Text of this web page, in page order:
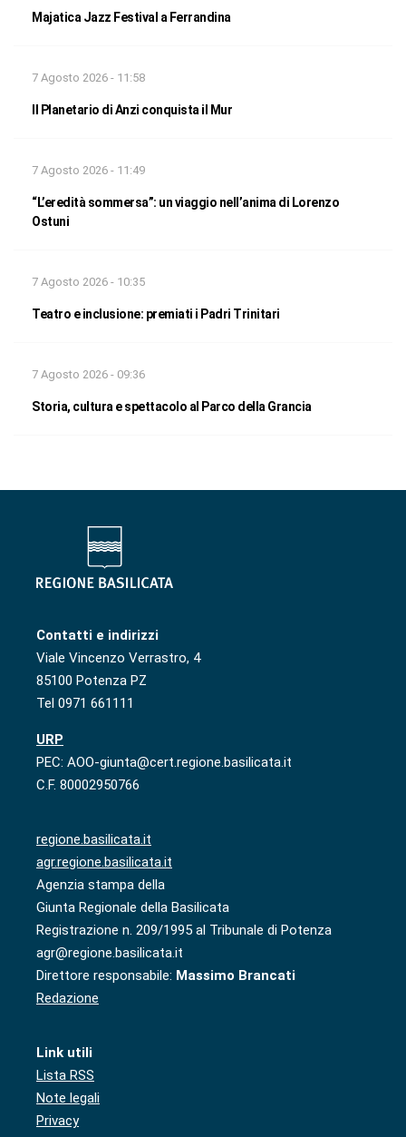
Majatica Jazz Festival a Ferrandina
7 Agosto 2026 - 11:58
Il Planetario di Anzi conquista il Mur
7 Agosto 2026 - 11:49
“L’eredità sommersa”: un viaggio nell’anima di Lorenzo
Ostuni
7 Agosto 2026 - 10:35
Teatro e inclusione: premiati i Padri Trinitari
7 Agosto 2026 - 09:36
Storia, cultura e spettacolo al Parco della Grancia
Contatti e indirizzi
Viale Vincenzo Verrastro, 4
85100 Potenza PZ
Tel 0971 661111
URP
PEC: AOO-giunta@cert.regione.basilicata.it
C.F. 80002950766
regione.basilicata.it
agr.regione.basilicata.it
Agenzia stampa della
Giunta Regionale della Basilicata
Registrazione n. 209/1995 al Tribunale di Potenza
agr@regione.basilicata.it
Direttore responsabile: Massimo Brancati
Redazione
Link utili
Lista RSS
Note legali
Privacy